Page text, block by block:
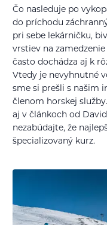
Čo nasleduje po
do príchodu
pri sebe lekárničku,
vrstiev na
často dochádza aj k
Vtedy je nevyhnutné
sme si prešli s našim
členom horskej
aj v článkoch od
nezabúdajte, že
špecializovaný kurz.